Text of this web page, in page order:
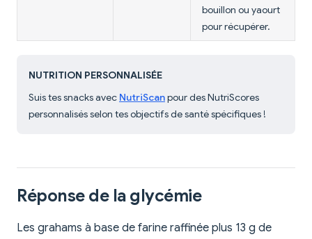
bouillon ou yaourt
pour récupérer.
NUTRITION PERSONNALISÉE
Suis tes snacks avec NutriScanpour des NutriScores
personnalisés selon tes objectifs de santé spécifiques !
Réponse de la glycémie
Les grahams à base de farine raffinée plus 13 g de